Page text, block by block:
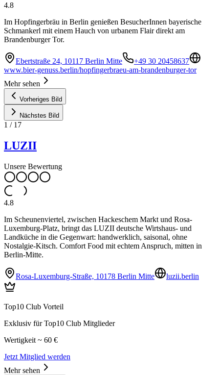
4.8
Im Hopfingerbräu in Berlin genießen BesucherInnen bayerische
Schmankerl mit einem Hauch von urbanem Flair direkt am
Brandenburger Tor.
Ebertstraße 24, 10117 Berlin Mitte
+49 30 20458637
www.bier-genuss.berlin/hopfingerbraeu-am-brandenburger-tor
Mehr sehen
Vorheriges Bild
Nächstes Bild
1 / 17
LUZII
Unsere Bewertung
4.8
Im Scheunenviertel, zwischen Hackeschem Markt und Rosa-
Luxemburg-Platz, bringt das LUZII deutsche Wirtshaus- und
Landküche in die Gegenwart: handwerklich, saisonal, ohne
Nostalgie-Kitsch. Comfort Food mit echtem Anspruch, mitten in
Berlin-Mitte.
Rosa-Luxemburg-Straße, 10178 Berlin Mitte luzii.berlin
Top10 Club Vorteil
Exklusiv für Top10 Club Mitglieder
Wertigkeit ~ 60 €
Jetzt Mitglied werden
Mehr sehen